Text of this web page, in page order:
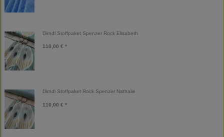
Dirndl Stoffpaket Spenzer Rock Elisabeth
110,00 € *
Dirndl Stoffpaket Rock Spenzer Nathalie
110,00 € *